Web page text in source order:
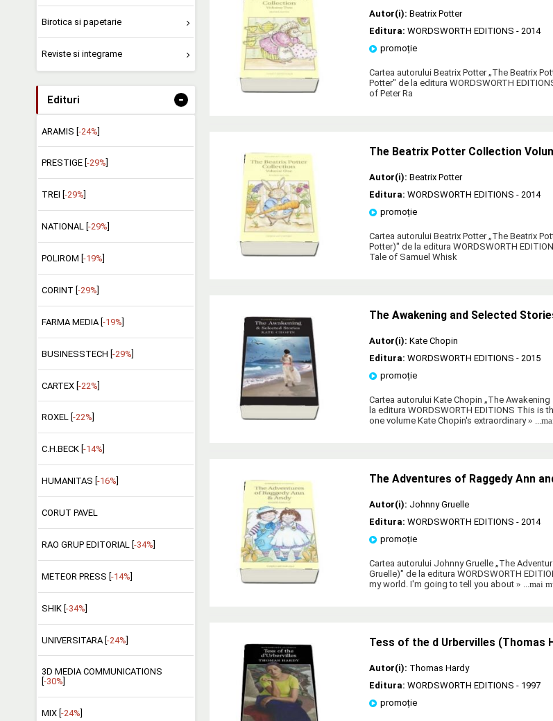
Birotica si papetarie
Reviste si integrame
Edituri -
ARAMIS [-24%]
PRESTIGE [ -29%
TREI [ -29%
NATIONAL [ -29%
POLIROM [ -19%
CORINT [ -29%
FARMA MEDIA [ -19%
BUSINESSTECH [-29%]
CARTEX [-22%]
ROXEL [ -22%
C.H.BECK [ -14%
HUMANITAS [ -16%
CORUT PAVEL
RAO GRUP EDITORIAL [ -34%
METEOR PRESS [ -14%
SHIK [-34%]
UNIVERSITARA [-24%]
3D MEDIA COMMUNICATIONS
-30%
MIX [ -24%
Autor(i): Beatrix Potter
Editura: WORDSWORTH EDITIONS - 2014
promoție
Cartea autorului Beatrix Potter „The Beatrix
Potter" de la editura WORDSWORTH
of Peter Ra
The Beatrix Potter Collection
Autor(i): Beatrix Potter
Editura: WORDSWORTH EDITIONS - 2014
promoție
Cartea autorului Beatrix Potter „The Beatrix
Potter)" de la editura WORDSWORTH
Tale of Samuel Whisk
The Awakening and Selected
Autor(i): Kate Chopin
Editura: WORDSWORTH EDITIONS - 2015
promoție
Cartea autorului Kate Chopin „The
la editura WORDSWORTH EDITIONS This
one volume Kate Chopin's extraordinary»
The Adventures of Raggedy Ann
Autor(i): Johnny Gruelle
Editura: WORDSWORTH EDITIONS - 2014
promoție
Cartea autorului Johnny Gruelle „The
Gruelle)" de la editura WORDSWORTH
my world. I'm going to tell you about » ...mai
Tess of the d Urbervilles (Thomas
Autor(i): Thomas Hardy
Editura: WORDSWORTH EDITIONS - 1997
promoție